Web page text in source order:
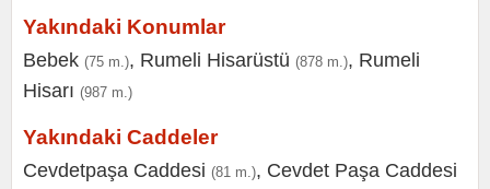
Yakındaki Konumlar
Bebek (75 m.), Rumeli Hisarüstü (878 m.), Rumeli
Hisarı (987 m.)
Yakındaki Caddeler
Cevdetpaşa Caddesi (81 m.), Cevdet Paşa Caddesi